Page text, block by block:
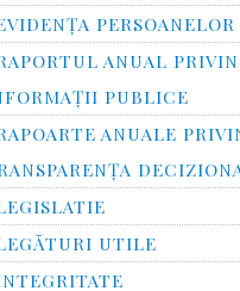
PERSOANELOR
ANUAL
PUBLICE
ANUALE
UTILE